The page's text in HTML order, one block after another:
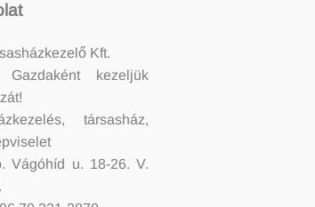
Kft.
Gazdaként kezeljük
társasház,
Vágóhíd u. 18-26. V.